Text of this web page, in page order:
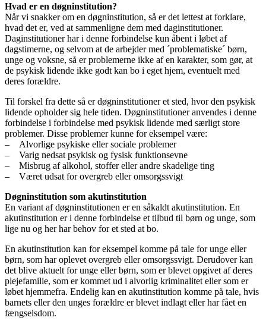
Hvad er en døgninstitution?
Når vi snakker om en døgninstitution, så er det lettest at forklare,
hvad det er, ved at sammenligne dem med daginstitutioner.
Daginstitutioner har i denne forbindelse kun åbent i løbet af
dagstimerne, og selvom at de arbejder med ´problematiske´ børn,
unge og voksne, så er problemerne ikke af en karakter, som gør, at
de psykisk lidende ikke godt kan bo i eget hjem, eventuelt med
deres forældre.
Til forskel fra dette så er døgninstitutioner et sted, hvor den psykisk
lidende opholder sig hele tiden. Døgninstitutioner anvendes i denne
forbindelse i forbindelse med psykisk lidende med særligt store
problemer. Disse problemer kunne for eksempel være:
– Alvorlige psykiske eller sociale problemer
– Varig nedsat psykisk og fysisk funktionsevne
– Misbrug af alkohol, stoffer eller andre skadelige ting
– Været udsat for overgreb eller omsorgssvigt
Døgninstitution som akutinstitution
En variant af døgninstitutionen er en såkaldt akutinstitution. En
akutinstitution er i denne forbindelse et tilbud til børn og unge, som
lige nu og her har behov for et sted at bo.
En akutinstitution kan for eksempel komme på tale for unge eller
børn, som har oplevet overgreb eller omsorgssvigt. Derudover kan
det blive aktuelt for unge eller børn, som er blevet opgivet af deres
plejefamilie, som er kommet ud i alvorlig kriminalitet eller som er
løbet hjemmefra. Endelig kan en akutinstitution komme på tale, hvis
barnets eller den unges forældre er blevet indlagt eller har fået en
fængselsdom.